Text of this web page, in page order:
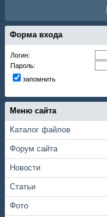
Форма входа
Логин:
Пароль:
запомнить
Меню сайта
Каталог файлов
Форум сайта
Новости
Статьи
Фото